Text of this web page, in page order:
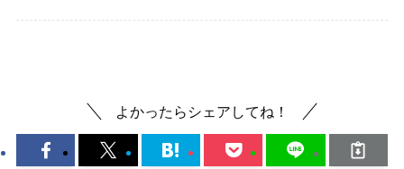
よかったらシェアしてね！